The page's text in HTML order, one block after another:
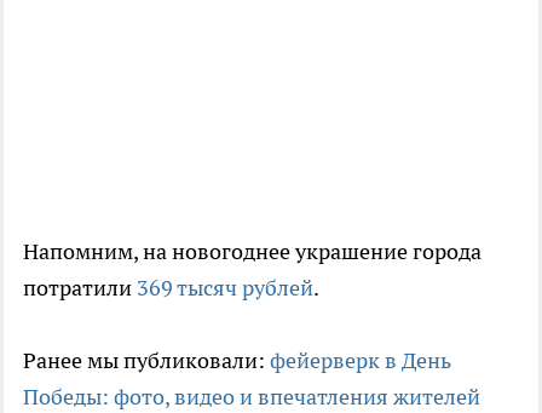
Напомним, на новогоднее украшение города
потратили 369 тысяч рублей.
Ранее мы публиковали: фейерверк в День
Победы: фото, видео и впечатления жителей